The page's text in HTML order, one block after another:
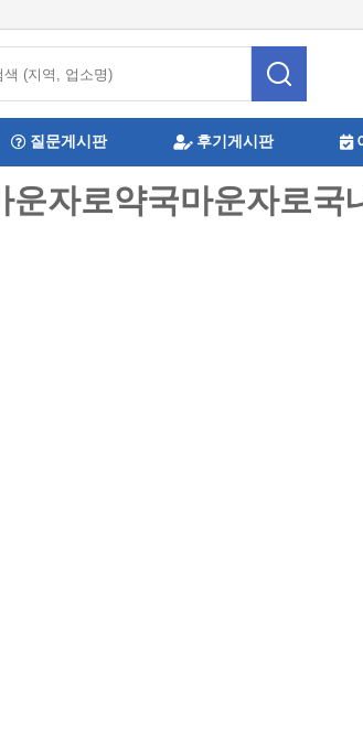
질문게시판 후기게시판
운자로약국마운자로국